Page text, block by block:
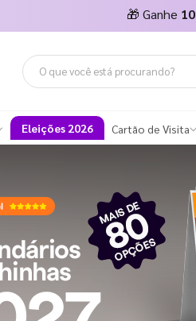
🎁 Ganhe
Eleições 2026 Cartão de Visita